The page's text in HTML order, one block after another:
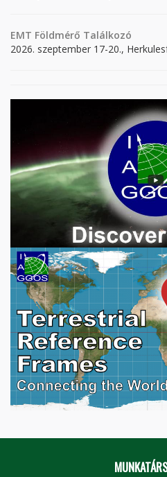
EMT Földmérő Találkozó
2026. szeptember 17-20.,